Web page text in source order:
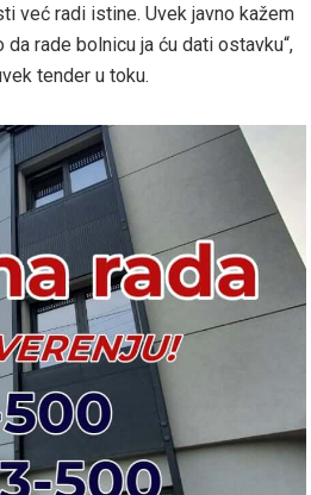
već radi istine. Uvek javno kažem
rade bolnicu ja ću dati ostavku“,
tender u toku.